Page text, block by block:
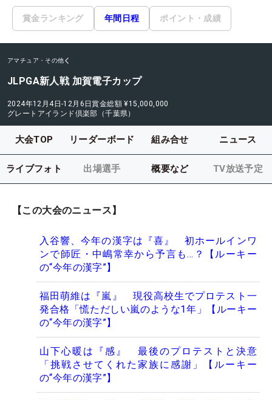
賞金ランキング 年間日程 ポイント・成績
アマチュア・その他
JLPGA新人戦 加賀電子カップ
2024年12月4日-12月6日賞金総額 ¥15,000,000
グレートアイランド倶楽部（千葉県）
大会TOP リーダーボード 組み合せ ニュース
ライブフォト 出場選手 概要など TV放送予定
【この大会のニュース】
入谷響、今年の漢字は『喜』 初ホールインワ
ンで師匠・中嶋常幸から予言も…？【ルーキー
の“今年の漢字”】
福田萌維は『嵐』 現役高校生でプロテスト一
発合格「慌ただしい嵐のような1年」【ルーキー
の“今年の漢字”】
山下心暖は『感』 最後のプロテストと決意
「挑戦させてくれた家族に感謝」【ルーキー
の“今年の漢字”】